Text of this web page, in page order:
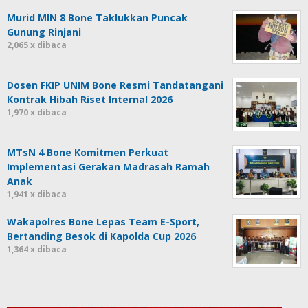
Murid MIN 8 Bone Taklukkan Puncak
Gunung Rinjani
2,065 x dibaca
Dosen FKIP UNIM Bone Resmi Tandatangani
Kontrak Hibah Riset Internal 2026
1,970 x dibaca
MTsN 4 Bone Komitmen Perkuat
Implementasi Gerakan Madrasah Ramah
Anak
1,941 x dibaca
Wakapolres Bone Lepas Team E-Sport,
Bertanding Besok di Kapolda Cup 2026
1,364 x dibaca